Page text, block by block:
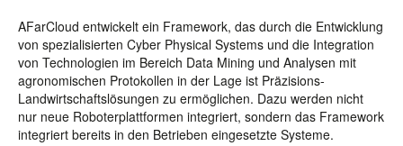
AFarCloud entwickelt ein Framework, das durch die Entwicklung
von spezialisierten Cyber Physical Systems und die Integration
von Technologien im Bereich Data Mining und Analysen mit
agronomischen Protokollen in der Lage ist Präzisions-
Landwirtschaftslösungen zu ermöglichen. Dazu werden nicht
nur neue Roboterplattformen integriert, sondern das Framework
integriert bereits in den Betrieben eingesetzte Systeme.